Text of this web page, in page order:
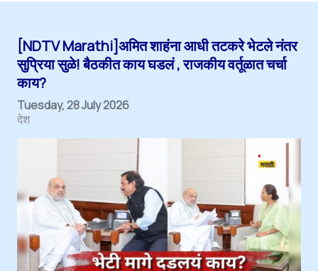
[NDTV Marathi]अमित शाहंना आधी तटकरे भेटले नंतर
सुप्रिया सुळे! बैठकीत काय घडलं , राजकीय वर्तूळात चर्चा
काय?
Tuesday, 28 July 2026
देश